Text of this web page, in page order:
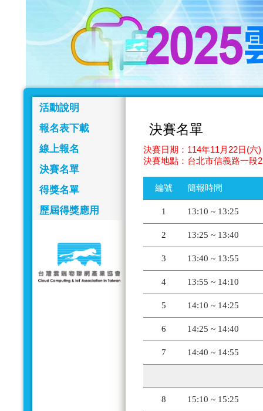
活動說明
報名表下載
線上報名
決賽名單
得獎名單
歷屆得獎應用
決賽名單
決賽日期：114年11月22日(六
決賽地點：台北市信義路一段
編號 簡報時間
1 13:10 ~ 13:25
2 13:25 ~ 13:40
3 13:40 ~ 13:55
4 13:55 ~ 14:10
5 14:10 ~ 14:25
6 14:25 ~ 14:40
7 14:40 ~ 14:55
8 15:10 ~ 15:25